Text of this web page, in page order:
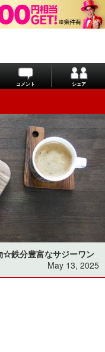
コメント シェア
☆鉄分豊富なサジーワン
May 13, 2025